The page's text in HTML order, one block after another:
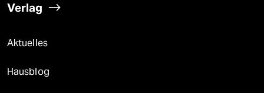
Verlag
Aktuelles
Hausblog